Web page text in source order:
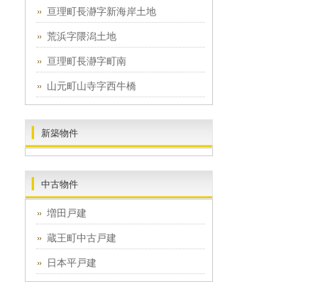
亘理町長瀞字新海岸土地
荒浜字隈潟土地
亘理町長瀞字町南
山元町山寺字西牛橋
新築物件
中古物件
増田戸建
蔵王町中古戸建
日本平戸建